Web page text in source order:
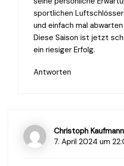
sportlichen
und einfach mal
Diese Saison ist jetzt
ein riesiger Erfolg.
Antworten
Christoph Kaufmann
7. April 2024 um